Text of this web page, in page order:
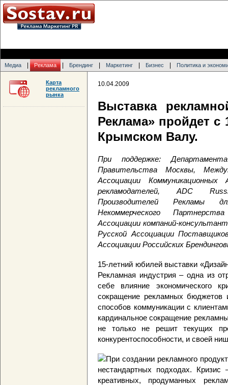
Медиа Реклама Брендинг Маркетинг Бизнес Политика и
10.04.2009
Выставка
Реклама» пройдет
Крымском Валу.
При поддержке:
Правительства Москвы,
Ассоциации
рекламодателей, ADC
Производителей
Некоммерческого
Ассоциации компаний-
Русской Ассоциации
Ассоциации Российских
15-летний юбилей выставки
Рекламная индустрия – одна из
себе влияние экономического
сокращение рекламных бюджетов
способов коммуникации с
кардинальное сокращение
не только не решит текущих
конкурентоспособности, и своей
При создании рекламного
нестандартных подходах.
креативных, продуманных
Карта
рекламного
рынка